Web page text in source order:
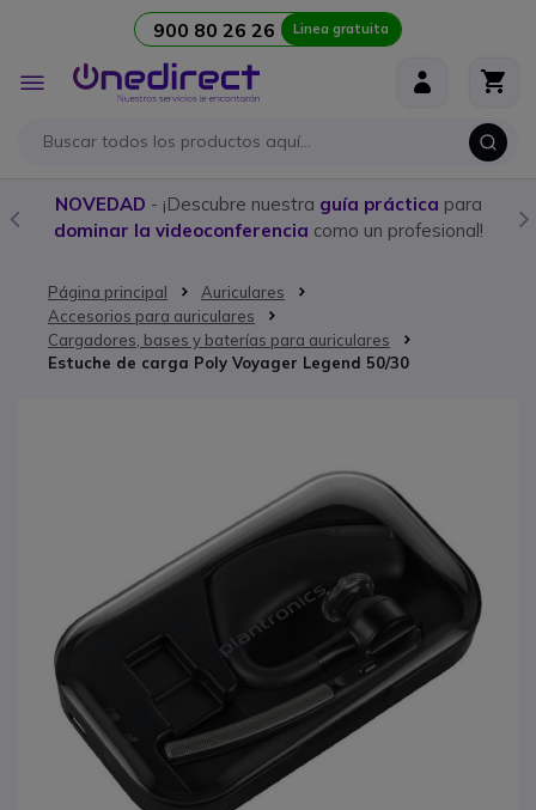
900 80 26 26 Linea gratuita
Toggle
Nav
NOVEDAD - ¡Descubre nuestra guía práctica para
dominar la videoconferencia como un profesional!
Página principal
Auriculares
Accesorios para auriculares
Cargadores, bases y baterías para auriculares
Estuche de carga Poly Voyager Legend 50/30